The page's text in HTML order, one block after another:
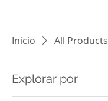
Inicio All Products
Explorar por